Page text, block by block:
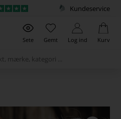
Kundeservice
Sete Gemt Log ind Kurv